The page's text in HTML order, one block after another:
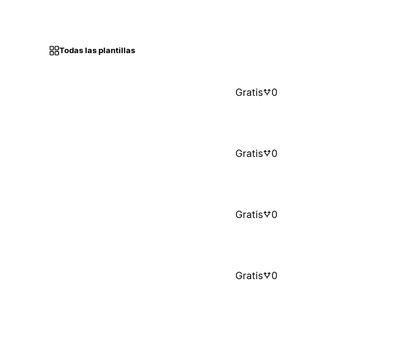
Todas las plantillas
Gratis 0
Gratis 0
Gratis 0
Gratis 0